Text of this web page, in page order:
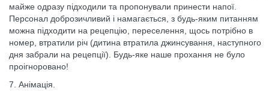
майже одразу підходили та пропонували принести напої.
Персонал доброзичливий і намагається, з будь-яким питанням
можна підходити на рецепцію, переселення, щось потрібно в
номер, втратили річ (дитина втратила джинсування, наступного
дня забрали на рецепції). Будь-яке наше прохання не було
проігноровано!
7. Анімація.